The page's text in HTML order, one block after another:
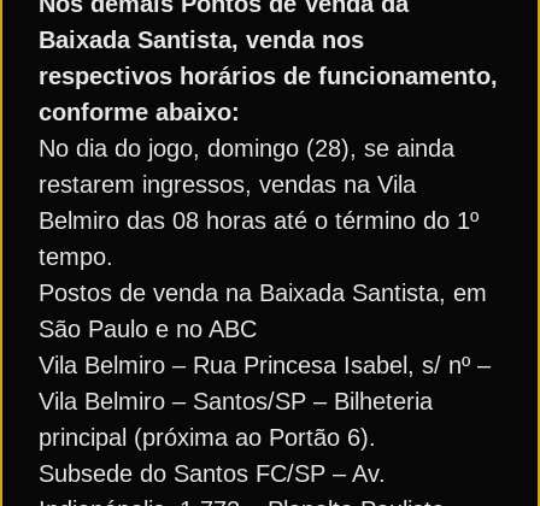
Baixada Santista, venda nos
respectivos horários de funcionamento,
conforme abaixo:
No dia do jogo, domingo (28), se ainda
restarem ingressos, vendas na Vila
Belmiro das 08 horas até o término do 1º
tempo.
Postos de venda na Baixada Santista, em
São Paulo e no ABC
Vila Belmiro – Rua Princesa Isabel, s/ nº –
Vila Belmiro – Santos/SP – Bilheteria
principal (próxima ao Portão 6).
Subsede do Santos FC/SP – Av.